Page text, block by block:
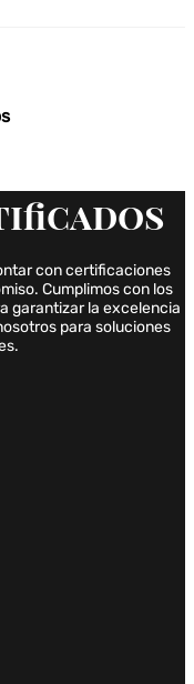
con certificaciones
Cumplimos con los
garantizar la excelencia
para soluciones